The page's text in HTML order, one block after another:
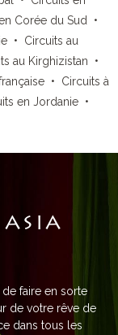
Corée du Sud
•
• Circuits au
au Kirghizistan •
• Circuits à
en Jordanie•
ASIA
faire en sorte
de votre rêve de
dans tous les